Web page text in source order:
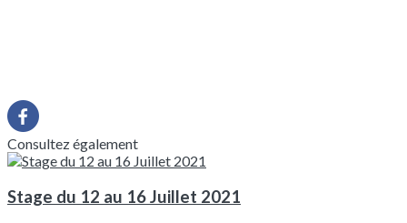
Consultez également
Stage du 12 au 16 Juillet 2021